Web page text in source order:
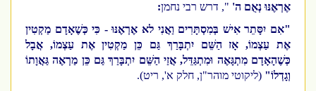
אֶרְאֶנּוּ נְאֻם ה' ", דרש רבי נחמן:
"אִם יִסָּתֵר אִישׁ בְּמִסְתָּרִים וַאֲנִי לא אֶרְאֶנּוּ - כִּי כְּשֶׁאָדָם מַקְטִין
אֶת עַצְמוֹ, אָז הַשֵּׁם יִתְבָּרַךְ גַּם כֵּן מַקְטִין אֶת עַצְמוֹ, אֲבָל
כְּשֶׁהָאָדָם מִתְגָּאֶה וּמִתְגַּדֵּל, אֲזַי הַשֵּׁם יִתְבָּרַךְ גַּם כֵּן מַרְאֶה גַּאֲוָתוֹ
וְגָדְלוֹ"(ליקוטי מוהר"ן, חלק א', ריט).